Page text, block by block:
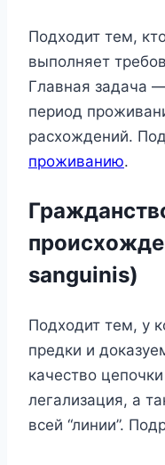
Подходит тем,
выполняет
Главная задача
период
расхождений.
проживанию.
sanguinis)
Подходит тем, у
предки и
качество
легализация, а
всей “линии”.